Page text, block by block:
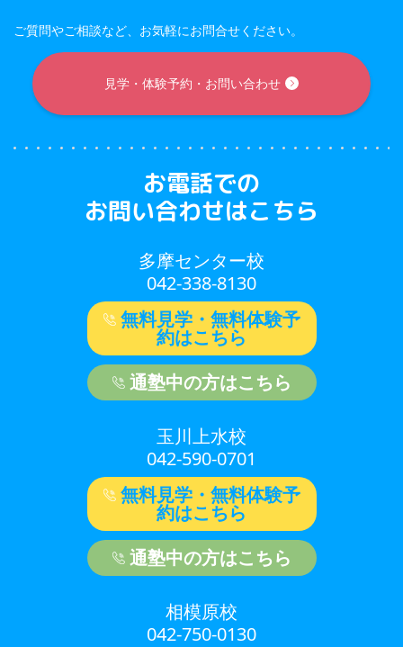
ご質問やご相談など、お気軽にお問合せください。
見学・体験予約・お問い合わせ
お電話での
お問い合わせはこちら
多摩センター校
042-338-8130
無料見学・無料体験予
約はこちら
通塾中の方はこちら
玉川上水校
042-590-0701
無料見学・無料体験予
約はこちら
通塾中の方はこちら
相模原校
042-750-0130